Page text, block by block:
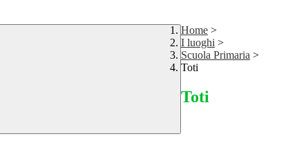
Home >
I luoghi >
Scuola Primaria >
Toti
Toti